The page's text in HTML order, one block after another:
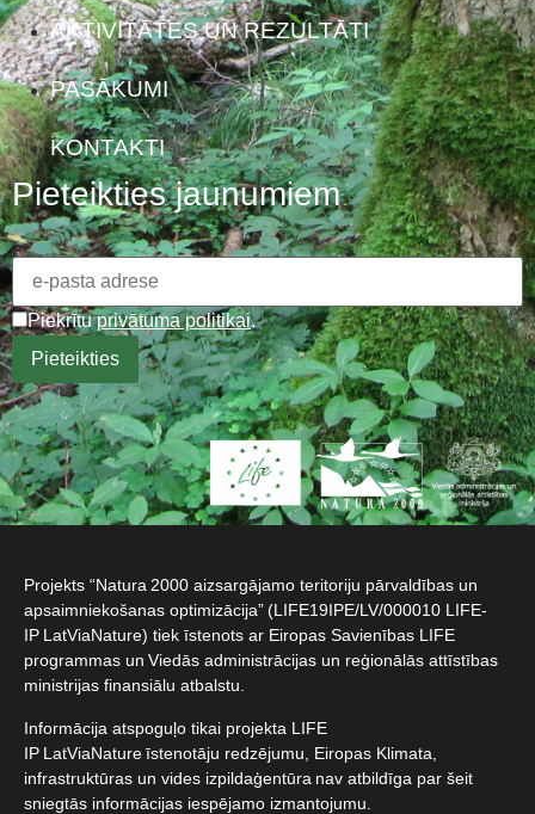
AKTIVITĀTES UN REZULTĀTI
PASĀKUMI
KONTAKTI
Pieteikties jaunumiem
Piekrītuprivātuma politikai.
Projekts “Natura 2000 aizsargājamo teritoriju pārvaldības un
apsaimniekošanas optimizācija” (LIFE19IPE/LV/000010 LIFE-
IP LatViaNature) tiek īstenots ar Eiropas Savienības LIFE
programmas un Viedās administrācijas un reģionālās attīstības
ministrijas finansiālu atbalstu.​
Informācija atspoguļo tikai projekta LIFE
IP LatViaNature īstenotāju redzējumu, Eiropas Klimata,
infrastruktūras un vides izpildaģentūra nav atbildīga par šeit
sniegtās informācijas iespējamo izmantojumu.​